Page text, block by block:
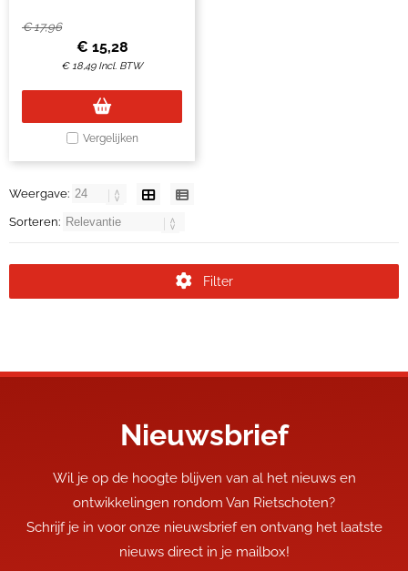
€17,96
€ 15,28
€18,49 Incl. BTW
Vergelijken
Weergave:
Sorteren:
Filter
Nieuwsbrief
Wil je op de hoogte blijven van al het nieuws en
ontwikkelingen rondom Van Rietschoten?
Schrijf je in voor onze nieuwsbrief en ontvang het laatste
nieuws direct in je mailbox!